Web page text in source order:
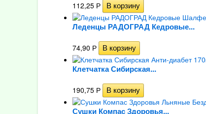
112,25 Р
Леденцы РАДОГРАД Кедровые...
74,90 Р
Клетчатка Сибирская...
190,75 Р
Сушки Компас Здоровья...